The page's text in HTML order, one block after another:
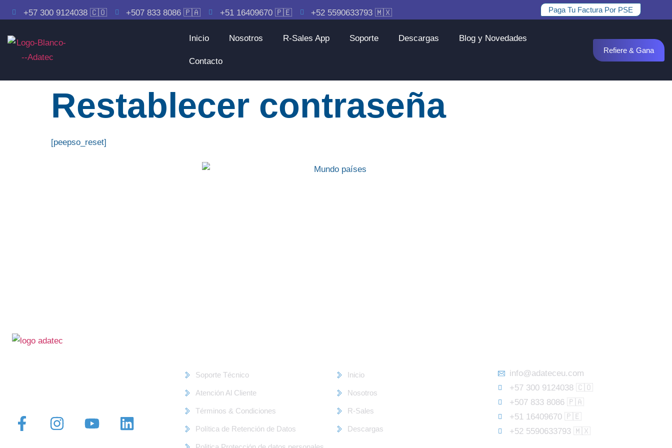
+57 300 9124038 🇨🇴 +507 833 8086 🇵🇦 +51 16409670 🇵🇪 +52 5590633793 🇲🇽 Paga Tu Factura Por PSE
Inicio Nosotros R-Sales App Soporte Descargas Blog y Novedades
Contacto
Refiere & Gana
Restablecer contraseña
[peepso_reset]
Soporte Técnico
Atención Al Cliente
Términos & Condiciones
Política de Retención de Datos
Inicio
Nosotros
R-Sales
Descargas
info@adateceu.com
+57 300 9124038 🇨🇴
+507 833 8086 🇵🇦
+51 16409670 🇵🇪
+52 5590633793 🇲🇽